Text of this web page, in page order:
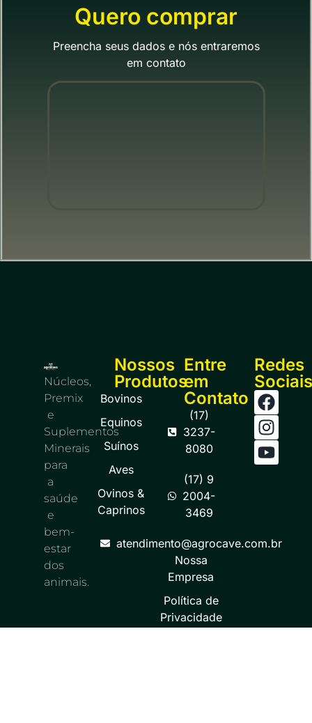
Quero comprar
Preencha seus dados e nós entraremos
em contato
"
Núcleos,
Premix
e
Suplementos
Minerais
para
a
saúde
e
bem-
estar
dos
animais.
Nossos
Produtos
Bovinos
Equinos
Suínos
Aves
Ovinos &
Caprinos
Entre
em
Contato
(17)
3237-
8080
(17) 9
2004-
3469
atendimento@agrocave.com.br
Nossa
Empresa
Política de
Privacidade
Redes